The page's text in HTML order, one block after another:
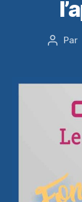
Auteur
Par